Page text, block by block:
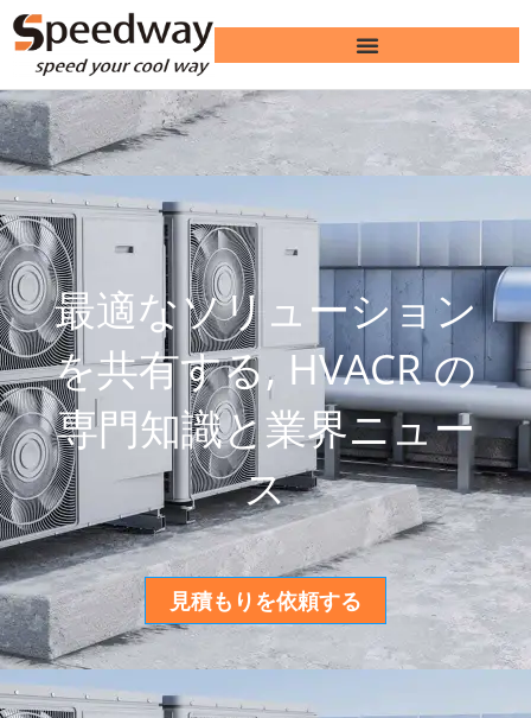
最適なソリューション
を共有する, HVACR の
専門知識と業界ニュー
ス
見積もりを依頼する